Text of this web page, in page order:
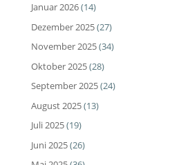
Januar 2026(14)
Dezember 2025(27)
November 2025(34)
Oktober 2025(28)
September 2025(24)
August 2025(13)
Juli 2025(19)
Juni 2025(26)